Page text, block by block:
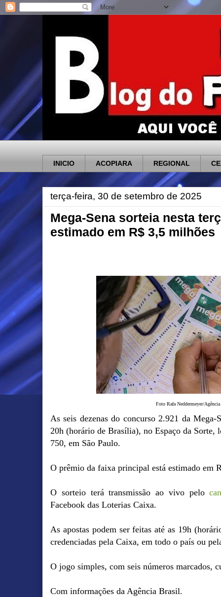
INICIO ACOPIARA REGIONAL
terça-feira, 30 de setembro de 2025
Mega-Sena sorteia nesta
estimado em R$ 3,5 milhões
Foto Rafa Neddermeyer/
As seis dezenas do concurso 2.921 da Mega-
20h (horário de Brasília), no Espaço da Sorte,
750, em São Paulo.
O prêmio da faixa principal está estimado em
O sorteio terá transmissão ao vivo pelo
Facebook das Loterias Caixa.
As apostas podem ser feitas até as 19h
credenciadas pela Caixa, em todo o país ou
O jogo simples, com seis números marcados,
Com informações da Agência Brasil.